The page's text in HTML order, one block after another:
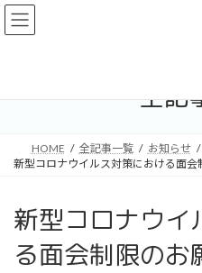
コ
ン
へ
ナ
ビ
ョ
全記
HOME 全記事一覧
お知らせ
新型コロナウイルス対策における面会
新型コロナウイ
る面会制限のお